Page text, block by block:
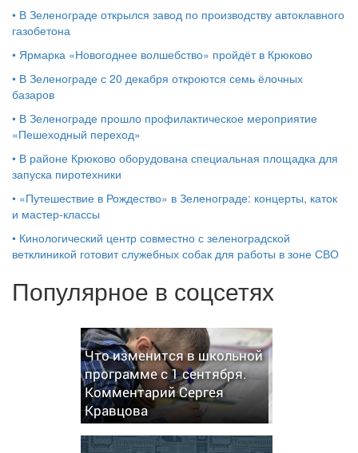
• В Зеленограде открылся завод по производству автоклавного
газобетона
• Ярмарка «Новогоднее волшебство» пройдёт в Крюково
• В Зеленограде с 20 декабря откроются семь ёлочных
базаров
• В Зеленограде прошло профилактическое мероприятие
«Пешеходный переход»
• В районе Крюково оборудована специальная площадка для
запуска пиротехники
• «Путешествие в Рождество» в Зеленограде: концерты, каток
и мастер‑классы
• Кинологический центр совместно с зеленоградской
ветклиникой готовит служебных собак для работы в зоне СВО
Популярное в соцсетях
Что изменится в школьной
программе с 1 сентября.
Комментарий Сергея
Кравцова